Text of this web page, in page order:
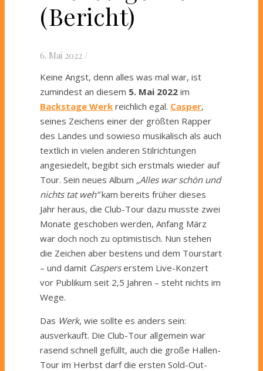
(Bericht)
6. Mai 2022 /
Keine Angst, denn alles was mal war, ist
zumindest an diesem 5. Mai 2022 im
Backstage Werk reichlich egal. Casper,
seines Zeichens einer der größten Rapper
des Landes und sowieso musikalisch als auch
textlich in vielen anderen Stilrichtungen
angesiedelt, begibt sich erstmals wieder auf
Tour. Sein neues Album „Alles war schön und
nichts tat weh“kam bereits früher dieses
Jahr heraus, die Club-Tour dazu musste zwei
Monate geschoben werden, Anfang März
war doch noch zu optimistisch. Nun stehen
die Zeichen aber bestens und dem Tourstart
– und damit Casperserstem Live-Konzert
vor Publikum seit 2,5 Jahren – steht nichts im
Wege.
Das Werk, wie sollte es anders sein:
ausverkauft. Die Club-Tour allgemein war
rasend schnell gefüllt, auch die große Hallen-
Tour im Herbst darf die ersten Sold-Out-